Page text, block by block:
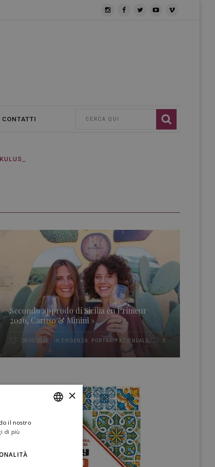
CONTATTI
Secondo approdo di Sicilia en Primeur
2026, Caruso & Minini »
28/05/2026 IN EVIDENZA PORTRAIT AZIENDALE 0
×
il nostro
di più